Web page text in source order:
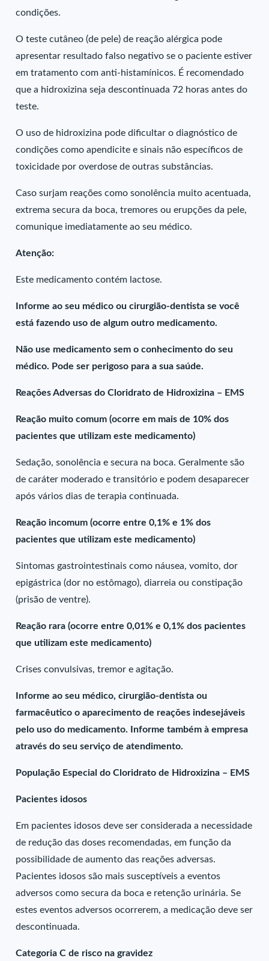
condições.
O teste cutâneo (de pele) de reação alérgica pode
apresentar resultado falso negativo se o paciente estiver
em tratamento com anti-histamínicos. É recomendado
que a hidroxizina seja descontinuada 72 horas antes do
teste.
O uso de hidroxizina pode dificultar o diagnóstico de
condições como apendicite e sinais não específicos de
toxicidade por overdose de outras substâncias.
Caso surjam reações como sonolência muito acentuada,
extrema secura da boca, tremores ou erupções da pele,
comunique imediatamente ao seu médico.
Atenção:
Este medicamento contém lactose.
Informe ao seu médico ou cirurgião-dentista se você
está fazendo uso de algum outro medicamento.
Não use medicamento sem o conhecimento do seu
médico. Pode ser perigoso para a sua saúde.
Reações Adversas do Cloridrato de Hidroxizina – EMS
Reação muito comum (ocorre em mais de 10% dos
pacientes que utilizam este medicamento)
Sedação, sonolência e secura na boca. Geralmente são
de caráter moderado e transitório e podem desaparecer
após vários dias de terapia continuada.
Reação incomum (ocorre entre 0,1% e 1% dos
pacientes que utilizam este medicamento)
Sintomas gastrointestinais como náusea, vomito, dor
epigástrica (dor no estômago), diarreia ou constipação
(prisão de ventre).
Reação rara (ocorre entre 0,01% e 0,1% dos pacientes
que utilizam este medicamento)
Crises convulsivas, tremor e agitação.
Informe ao seu médico, cirurgião-dentista ou
farmacêutico o aparecimento de reações indesejáveis
pelo uso do medicamento. Informe também à empresa
através do seu serviço de atendimento.
População Especial do Cloridrato de Hidroxizina – EMS
Pacientes idosos
Em pacientes idosos deve ser considerada a necessidade
de redução das doses recomendadas, em função da
possibilidade de aumento das reações adversas.
Pacientes idosos são mais susceptíveis a eventos
adversos como secura da boca e retenção urinária. Se
estes eventos adversos ocorrerem, a medicação deve ser
descontinuada.
Categoria C de risco na gravidez